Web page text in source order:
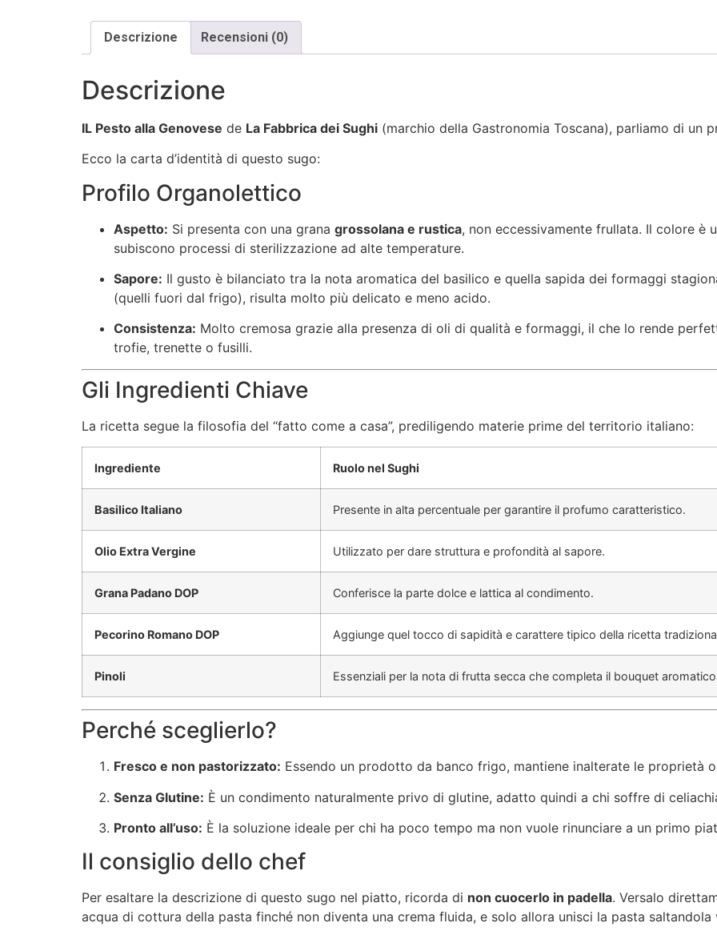
Descrizione Recensioni (0)
Descrizione
IL Pesto alla Genovese de La Fabbrica dei Sughi (marchio della Gastronomia Toscana), parliamo di un
Ecco la carta d’identità di questo sugo:
Profilo Organolettico
Aspetto: Si presenta con una grana grossolana e rustica, non eccessivamente frullata. Il colore è
subiscono processi di sterilizzazione ad alte temperature.
Sapore: Il gusto è bilanciato tra la nota aromatica del basilico e quella sapida dei formaggi
(quelli fuori dal frigo), risulta molto più delicato e meno acido.
Consistenza: Molto cremosa grazie alla presenza di oli di qualità e formaggi, il che lo rende
trofie, trenette o fusilli.
Gli Ingredienti Chiave
La ricetta segue la filosofia del “fatto come a casa”, prediligendo materie prime del territorio italiano:
Ingrediente Ruolo nel Sughi
Basilico Italiano Presente in alta percentuale per garantire il profumo caratteristico.
Olio Extra Vergine Utilizzato per dare struttura e profondità al sapore.
Grana Padano DOP Conferisce la parte dolce e lattica al condimento.
Pecorino Romano DOP Aggiunge quel tocco di sapidità e carattere tipico della ricetta
Pinoli Essenziali per la nota di frutta secca che completa il bouquet
Perché sceglierlo?
Fresco e non pastorizzato: Essendo un prodotto da banco frigo, mantiene inalterate le proprietà
Senza Glutine: È un condimento naturalmente privo di glutine, adatto quindi a chi soffre di
Pronto all’uso: È la soluzione ideale per chi ha poco tempo ma non vuole rinunciare a un primo
Il consiglio dello chef
Per esaltare la descrizione di questo sugo nel piatto, ricorda di non cuocerlo in padella. Versalo
acqua di cottura della pasta finché non diventa una crema fluida, e solo allora unisci la pasta